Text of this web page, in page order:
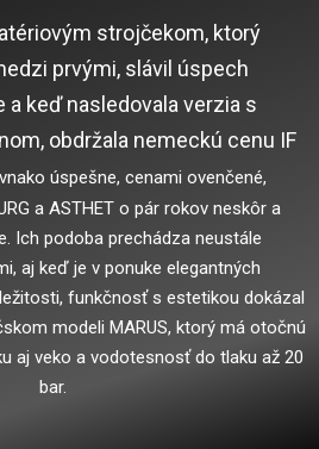
strojčekom, ktorý
prvými, slávil úspech
a keď nasledovala verzia s
obdržala nemeckú cenu IF
úspešne, cenami ovenčené,
a ASTHET o pár rokov neskôr a
Ich podoba prechádza neustále
aj keď je v ponuke elegantných
funkčnosť s estetikou dokázal
modeli MARUS, ktorý má otočnú
aj veko a vodotesnosť do tlaku až 20
bar.